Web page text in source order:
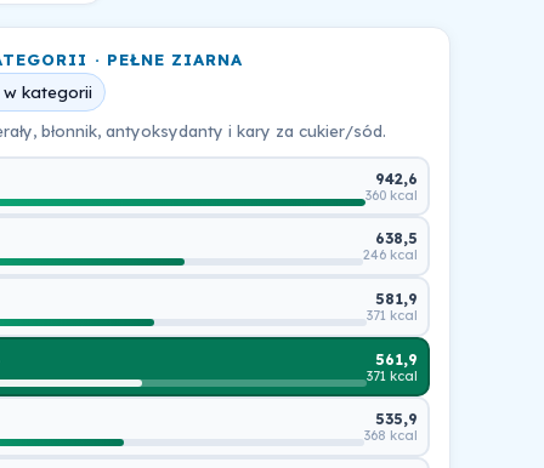
· PEŁNE ZIARNA
w kategorii
błonnik, antyoksydanty i kary za cukier/sód.
942,6
360 kcal
638,5
246 kcal
581,9
371 kcal
561,9
371 kcal
535,9
368 kcal